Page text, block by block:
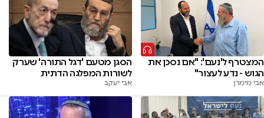
המצטרף ל'נעם': "אם נסכן את
הגוש - נדע לעצור"
אבי מימרן
הסגן מטעם 'דגל התורה' שערק
לשורות המפלגה הדתית
אבי יעקב